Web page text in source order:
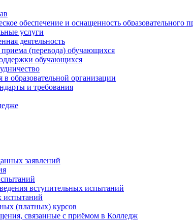
обеспечение и оснащенность образовательного
услуги
деятельность
(перевода) обучающихся
обучающихся
образовательной организации
и требования
заявлений
вступительных испытаний
испытаний
(платных) курсов
связанные с приёмом в Колледж